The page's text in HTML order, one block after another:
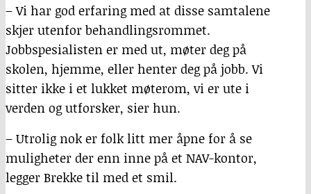
– Vi har god erfaring med at disse samtalene
skjer utenfor behandlingsrommet.
Jobbspesialisten er med ut, møter deg på
skolen, hjemme, eller henter deg på jobb. Vi
sitter ikke i et lukket møterom, vi er ute i
verden og utforsker, sier hun.
– Utrolig nok er folk litt mer åpne for å se
muligheter der enn inne på et NAV-kontor,
legger Brekke til med et smil.